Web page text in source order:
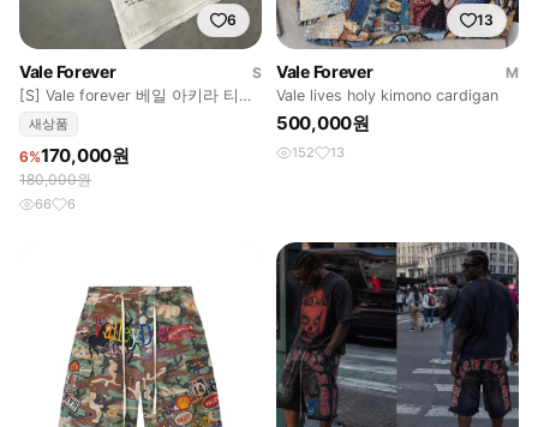
6
Vale Forever
S
[S] Vale forever 베일 아키라 티셔
츠새상품
6%170,000원
180,000원
66 6
13
Vale Forever
M
Vale lives holy kimono cardigan
500,000원
152 13